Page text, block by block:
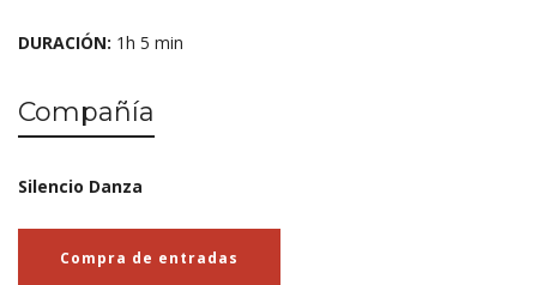
DURACIÓN: 1h 5 min
Compañía
Silencio Danza
Compra de entradas